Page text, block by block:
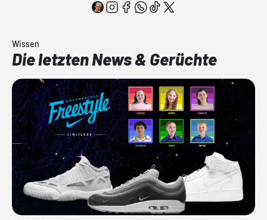
Wissen
Die letzten News & Gerüchte